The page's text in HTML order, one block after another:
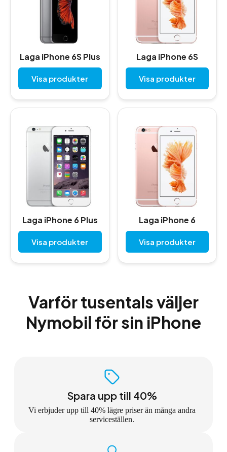
Laga iPhone 6S Plus
Visa produkter
Laga iPhone 6S
Visa produkter
Laga iPhone 6 Plus
Visa produkter
Laga iPhone 6
Visa produkter
Varför tusentals väljer
Nymobil för sin iPhone
Spara upp till 40%
Vi erbjuder upp till 40% lägre priser än många andra
serviceställen.